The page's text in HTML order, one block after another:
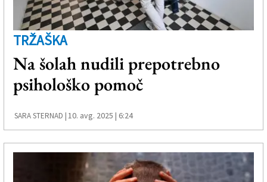
TRŽAŠKA
Na šolah nudili prepotrebno
psihološko pomoč
SARA STERNAD | 10. avg. 2025 | 6:24